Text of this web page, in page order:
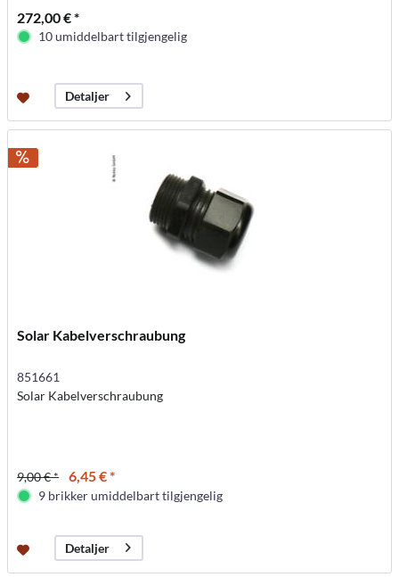
272,00 € *
10 umiddelbart tilgjengelig
Detaljer
Solar Kabelverschraubung
851661
Solar Kabelverschraubung
9,00 € * 6,45 € *
9 brikker umiddelbart tilgjengelig
Detaljer